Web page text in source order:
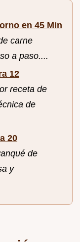
en 45 Min
carne
a paso....
12
receta de
de
20
de
y